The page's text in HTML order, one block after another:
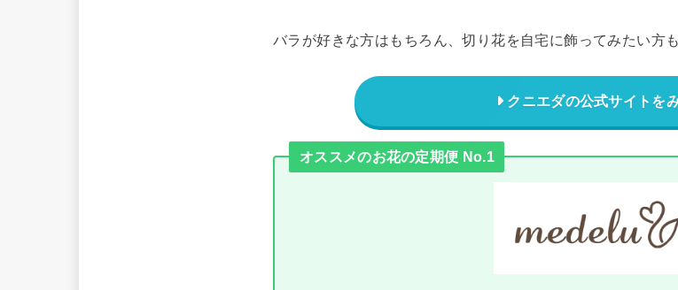
バラが好きな方はもちろん、切り花を自宅に飾ってみたい方
クニエダの公式サイトを
オススメのお花の定期便 No.1